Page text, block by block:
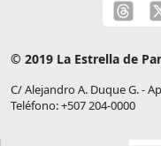
© 2019 La Estrella de
C/ Alejandro A. Duque G. -
Teléfono: +507 204-0000